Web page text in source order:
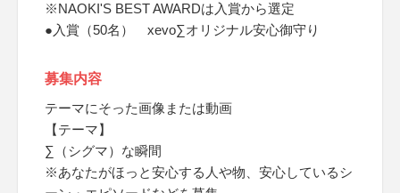
※NAOKI'S BEST AWARDは入賞から選定
●入賞（50名） xevo∑オリジナル安心御守り
募集内容
テーマにそった画像または動画
【テーマ】
∑（シグマ）な瞬間
※あなたがほっと安心する人や物、安心しているシ